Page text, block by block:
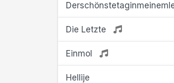
Die Letzte
Einmol
Hellije